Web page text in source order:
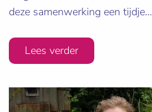
deze samenwerking een tijdje...
Lees verder